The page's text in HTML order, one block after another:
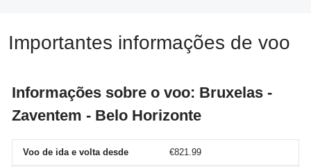
Importantes informações de voo
Informações sobre o voo: Bruxelas -
Zaventem - Belo Horizonte
Voo de ida e volta desde €821.99